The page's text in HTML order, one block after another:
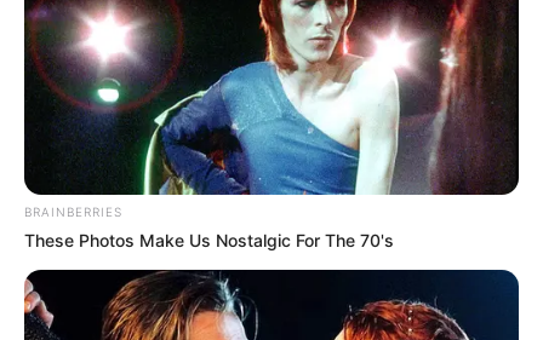
κατάφερε να κρατηθεί στην ζωή
Σοβαρό τροχαίο στην Εύβοια: Ώρες αγωνίας
για γυναίκα
Ακολουθήστε το evianews.com στοGoogle
News
ΤΑ ΠΙΟ ΔΗΜΟΦΙΛΗ
BRAINBERRIES
These Photos Make Us Nostalgic For The 70's